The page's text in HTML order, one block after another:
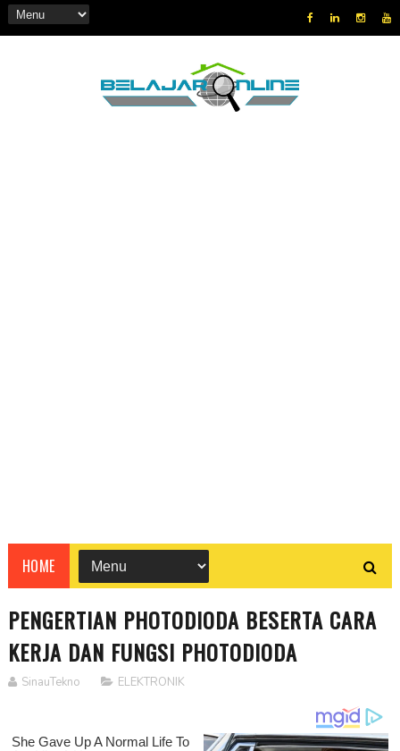
HOME
PENGERTIAN PHOTODIODA BESERTA CARA
KERJA DAN FUNGSI PHOTODIODA
SinauTekno ELEKTRONIK